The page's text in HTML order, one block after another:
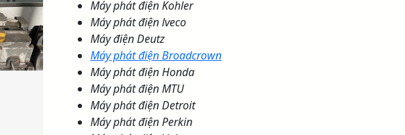
Máy phát điện Kohler
Máy phát điện lveco
Máy điện Deutz
Máy phát điện Broadcrown
Máy phát điện Honda
Máy phát điện MTU
Máy phát điện Detroit
Máy phát điện Perkin